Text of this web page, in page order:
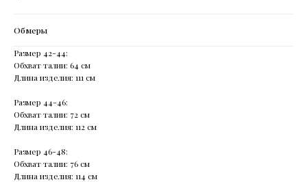
Обмеры
Размер 42-44:
Обхват талии: 64 см
Длина изделия: 111 см
Размер 44-46:
Обхват талии: 72 см
Длина изделия: 112 см
Размер 46-48:
Обхват талии: 76 см
Длина изделия: 114 см